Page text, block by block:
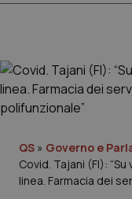
Cronache
Governo e
Regioni e Asl
QS » Governo e
Covid. Tajani (FI):
linea. Farmacia dei